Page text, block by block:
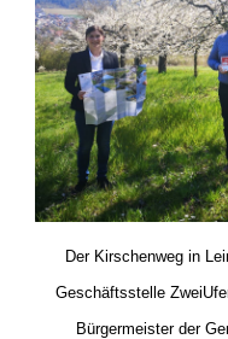
Der Kirschenweg in
Geschäftsstelle
Bürgermeister der